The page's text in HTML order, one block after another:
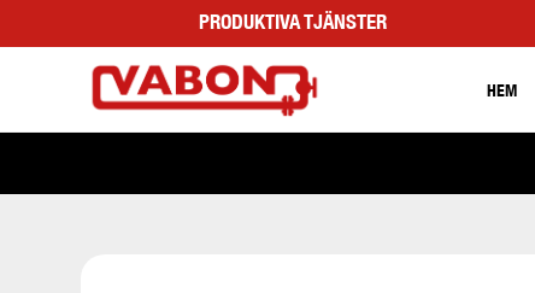
PRODUKTIVA TJÄNSTER
HEM